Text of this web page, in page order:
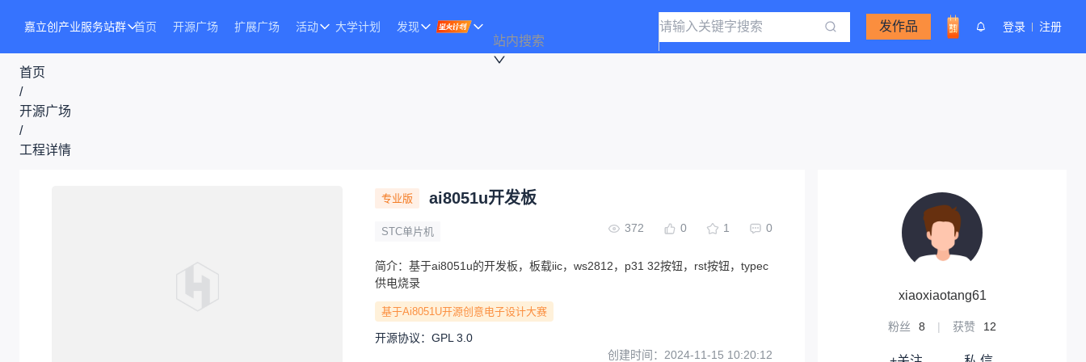
嘉立创产业服务站群 首页 开源广场 扩展广场 活动 大学计划 发现
站内搜索
发作品 登录 注册
首页
/
开源广场
/
工程详情
专业版 ai8051u开发板
STC单片机 372 0 1 0
简介： 基于ai8051u的开发板，板载iic，ws2812，p31 32按钮，rst按钮，typec
供电烧录
基于Ai8051U开源创意电子设计大赛
开源协议： GPL 3.0
创建时间： 2024-11-15 10:20:12
xiaoxiaotang61
粉丝 8 | 获赞 12